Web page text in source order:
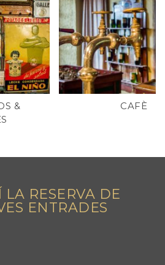
&
CAFÈ
LA RESERVA DE
ENTRADES